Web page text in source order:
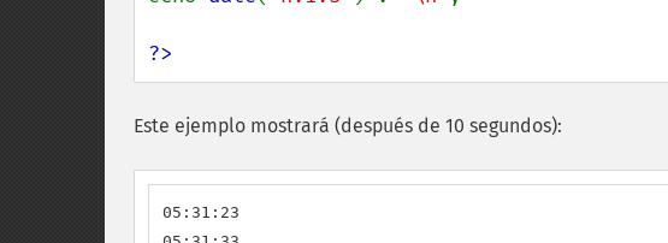
?>
Este ejemplo mostrará (después de 10 segundos):
05:31:23